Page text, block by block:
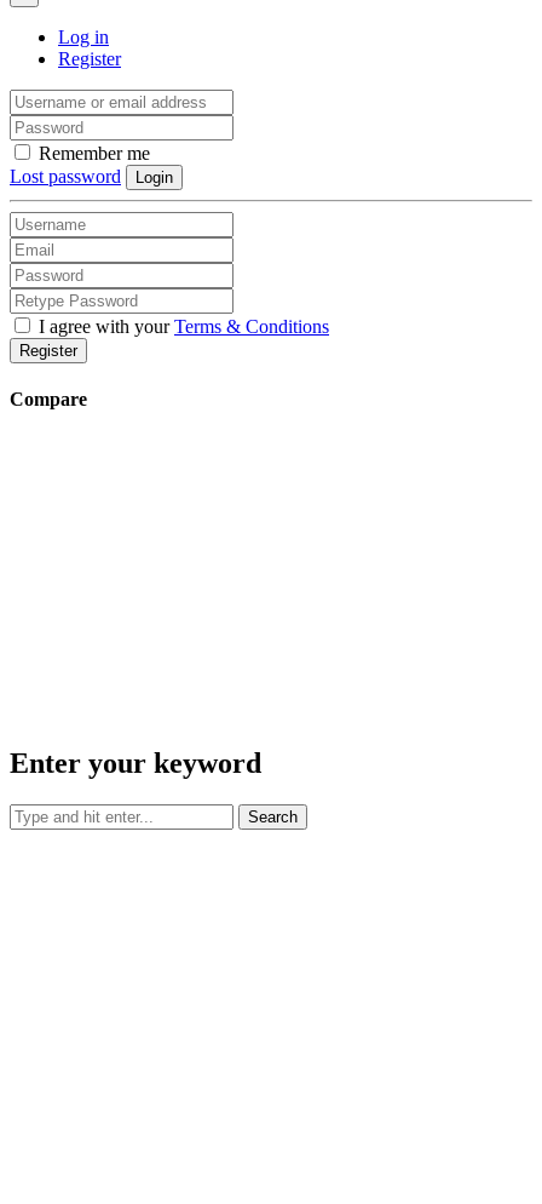
Log in
Register
Remember me
Lost password
Login
I agree with yourTerms & Conditions
Register
Compare
Enter your keyword
Search